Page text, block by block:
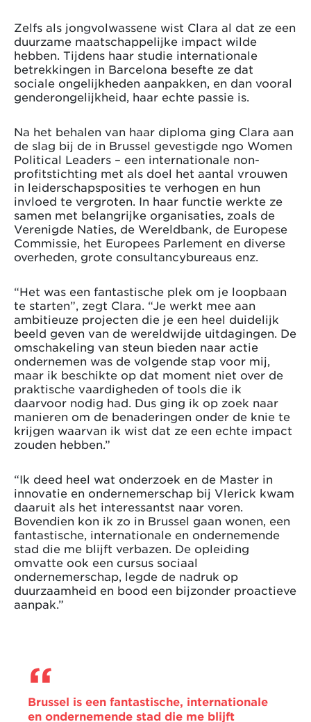
Zelfs als jongvolwassene wist Clara al dat ze een
duurzame maatschappelijke impact wilde
hebben. Tijdens haar studie internationale
betrekkingen in Barcelona besefte ze dat
sociale ongelijkheden aanpakken, en dan vooral
genderongelijkheid, haar echte passie is.
Na het behalen van haar diploma ging Clara aan
de slag bij de in Brussel gevestigde ngo Women
Political Leaders – een internationale non-
profitstichting met als doel het aantal vrouwen
in leiderschapsposities te verhogen en hun
invloed te vergroten. In haar functie werkte ze
samen met belangrijke organisaties, zoals de
Verenigde Naties, de Wereldbank, de Europese
Commissie, het Europees Parlement en diverse
overheden, grote consultancybureaus enz.
“Het was een fantastische plek om je loopbaan
te starten”, zegt Clara. “Je werkt mee aan
ambitieuze projecten die je een heel duidelijk
beeld geven van de wereldwijde uitdagingen. De
omschakeling van steun bieden naar actie
ondernemen was de volgende stap voor mij,
maar ik beschikte op dat moment niet over de
praktische vaardigheden of tools die ik
daarvoor nodig had. Dus ging ik op zoek naar
manieren om de benaderingen onder de knie te
krijgen waarvan ik wist dat ze een echte impact
zouden hebben.”
“Ik deed heel wat onderzoek en de Master in
innovatie en ondernemerschap bij Vlerick kwam
daaruit als het interessantst naar voren.
Bovendien kon ik zo in Brussel gaan wonen, een
fantastische, internationale en ondernemende
stad die me blijft verbazen. De opleiding
omvatte ook een cursus sociaal
ondernemerschap, legde de nadruk op
duurzaamheid en bood een bijzonder proactieve
aanpak.”
Brussel is een fantastische, internationale
en ondernemende stad die me blijft